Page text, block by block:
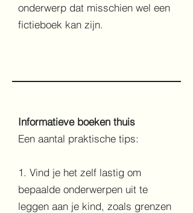
onderwerp dat misschien wel een
fictieboek kan zijn.
Informatieve boeken thuis
Een aantal praktische tips:
1. Vind je het zelf lastig om
bepaalde onderwerpen uit te
leggen aan je kind, zoals grenzen